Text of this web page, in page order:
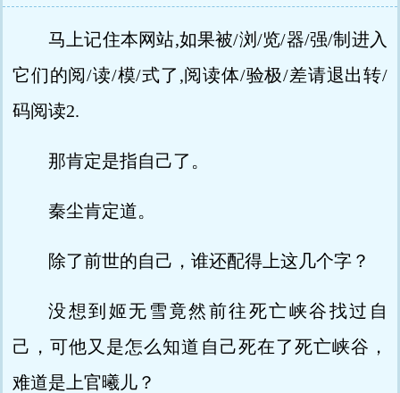
马上记住本网站,如果被/浏/览/器/强/制进入
它们的阅/读/模/式了,阅读体/验极/差请退出转/
码阅读2.
那肯定是指自己了。
秦尘肯定道。
除了前世的自己，谁还配得上这几个字？
没想到姬无雪竟然前往死亡峡谷找过自
己，可他又是怎么知道自己死在了死亡峡谷，
难道是上官曦儿？